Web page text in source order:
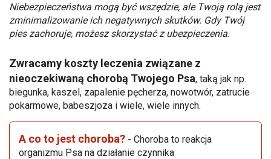
Niebezpieczeństwa mogą być wszędzie, ale Twoją rolą jest
zminimalizowanie ich negatywnych skutków. Gdy Twój
pies zachoruje, możesz skorzystać z ubezpieczenia.
Zwracamy koszty leczenia związane z
nieoczekiwaną chorobą Twojego Psa, taką jak np.
biegunka, kaszel, zapalenie pęcherza, nowotwór, zatrucie
pokarmowe, babeszjoza i wiele, wiele innych.
A co to jest choroba? - Choroba to reakcja
organizmu Psa na działanie czynnika